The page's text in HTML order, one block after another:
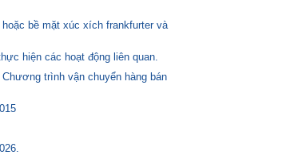
bề mặt xúc xích frankfurter và
hiện các hoạt động liên quan.
trình vận chuyển hàng bán